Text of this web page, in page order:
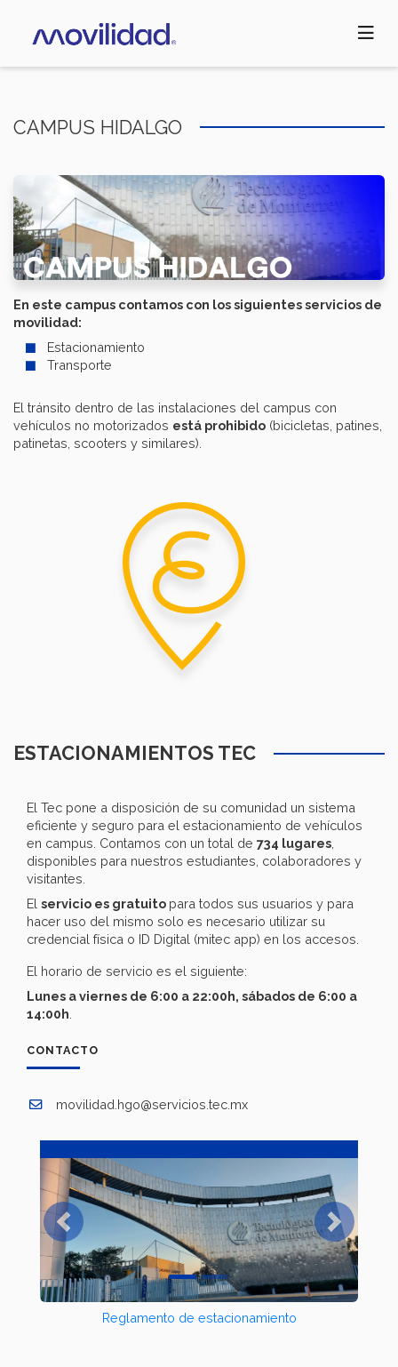
contenido
CAMPUS HIDALGO
En este campus contamos con los siguientes servicios de
movilidad:
Estacionamiento
Transporte
El tránsito dentro de las instalaciones del campus con
vehículos no motorizados está prohibido (bicicletas, patines,
patinetas, scooters y similares).
ESTACIONAMIENTOS TEC
El Tec pone a disposición de su comunidad un sistema
eficiente y seguro para el estacionamiento de vehículos
en campus. Contamos con un total de 734 lugares,
disponibles para nuestros estudiantes, colaboradores y
visitantes.
El servicio es gratuito para todos sus usuarios y para
hacer uso del mismo solo es necesario utilizar su
credencial física o ID Digital (mitec app) en los accesos.
El horario de servicio es el siguiente:
Lunes a viernes de 6:00 a 22:00h, sábados de 6:00 a
14:00h.
CONTACTO
movilidad.hgo@servicios.tec.mx
Previous Next
Reglamento de estacionamiento